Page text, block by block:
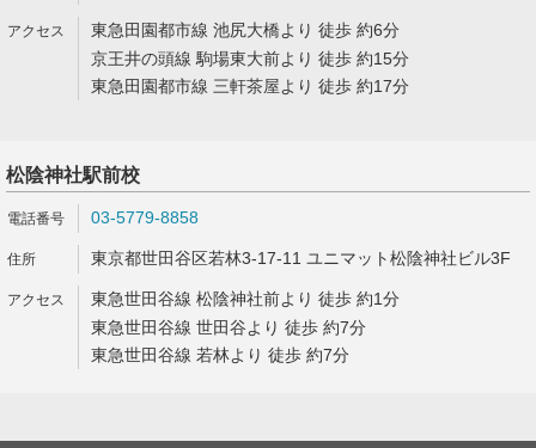
東急田園都市線 池尻大橋より 徒歩 約6分
京王井の頭線 駒場東大前より 徒歩 約15分
東急田園都市線 三軒茶屋より 徒歩 約17分
松陰神社駅前校
03-5779-8858
東京都世田谷区若林3-17-11 ユニマット松陰神社ビル3F
東急世田谷線 松陰神社前より 徒歩 約1分
東急世田谷線 世田谷より 徒歩 約7分
東急世田谷線 若林より 徒歩 約7分